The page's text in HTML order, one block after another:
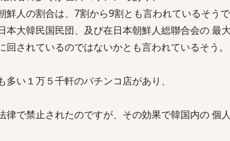
人の割合は、7割から9割とも言われているそうで
本大韓民国民団、及び在日本朝鮮人総聯合会の 最
されているのではないかとも言われているそう。
い１万５千軒のパチンコ店があり、
律で禁止されたのですが、その効果で韓国内の 個